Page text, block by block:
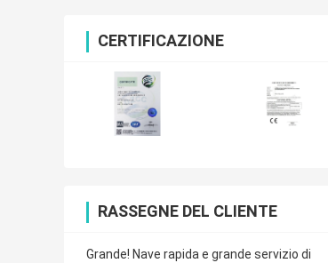
CERTIFICAZIONE
RASSEGNE DEL CLIENTE
Grande! Nave rapida e grande servizio di